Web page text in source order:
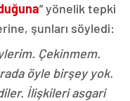
” yönelik tepki
şunları söyledi:
Çekinmem.
öyle birşey yok.
İlişkileri asgari